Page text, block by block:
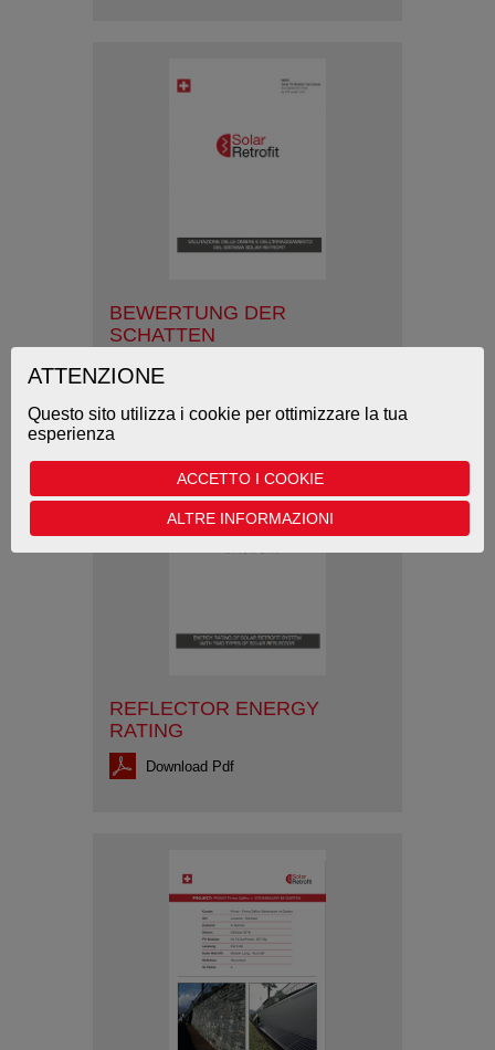
BEWERTUNG DER
SCHATTEN
Download Pdf
REFLECTOR ENERGY
RATING
Download Pdf
ATTENZIONE
Questo sito utilizza i cookie per ottimizzare la tua
esperienza
ACCETTO I COOKIE
ALTRE INFORMAZIONI